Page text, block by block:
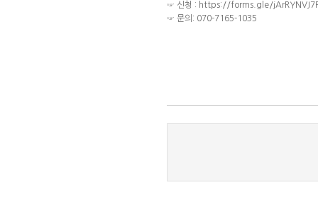
☞ 신청 : https://forms.gle/
☞ 문의: 070-7165-1035